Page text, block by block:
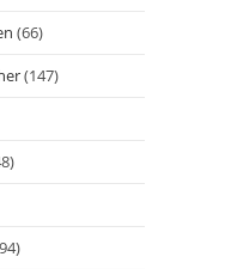
(66)
(147)